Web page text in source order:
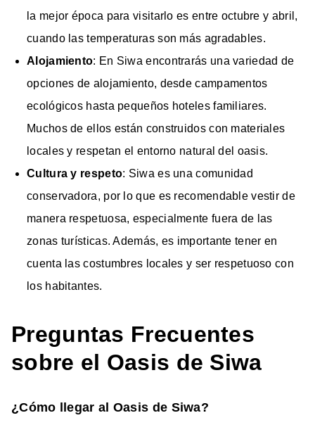
la mejor época para visitarlo es entre octubre y abril,
cuando las temperaturas son más agradables.
Alojamiento: En Siwa encontrarás una variedad de
opciones de alojamiento, desde campamentos
ecológicos hasta pequeños hoteles familiares.
Muchos de ellos están construidos con materiales
locales y respetan el entorno natural del oasis.
Cultura y respeto: Siwa es una comunidad
conservadora, por lo que es recomendable vestir de
manera respetuosa, especialmente fuera de las
zonas turísticas. Además, es importante tener en
cuenta las costumbres locales y ser respetuoso con
los habitantes.
Preguntas Frecuentes
sobre el Oasis de Siwa
¿Cómo llegar al Oasis de Siwa?